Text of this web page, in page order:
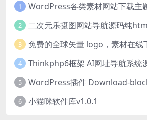
1
2 二次元乐摄图网站导航源码纯
3
4 Thinkphp6框架 AI网址导航系统
5
6 小猫咪软件库v1.0.1